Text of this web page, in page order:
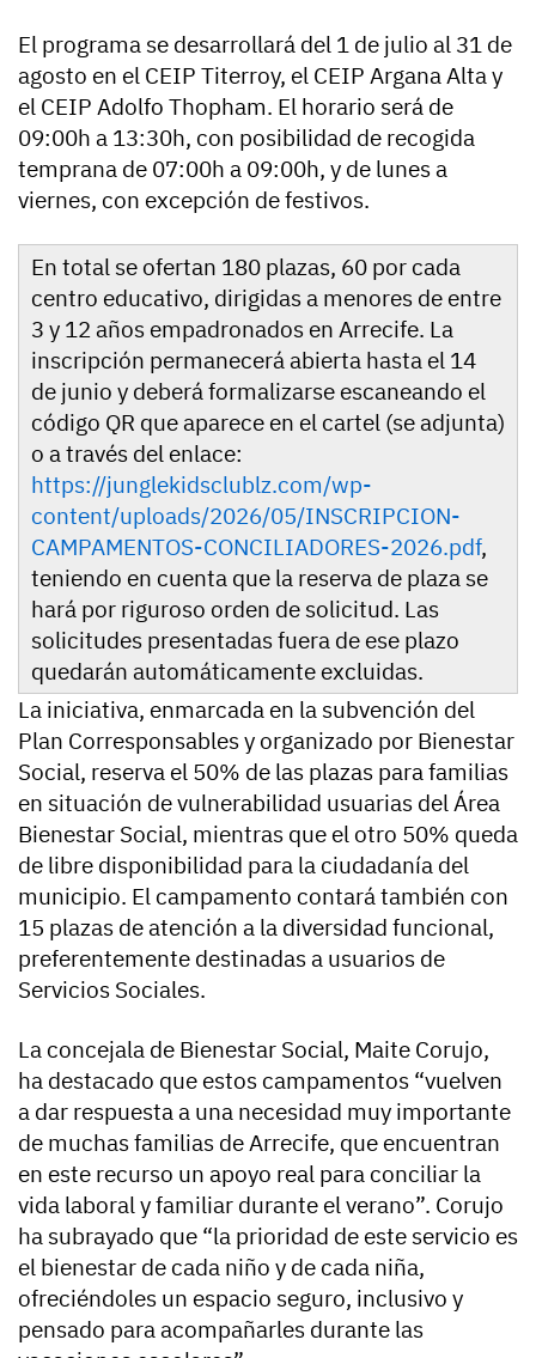
El programa se desarrollará del 1 de julio al 31 de
agosto en el CEIP Titerroy, el CEIP Argana Alta y
el CEIP Adolfo Thopham. El horario será de
09:00h a 13:30h, con posibilidad de recogida
temprana de 07:00h a 09:00h, y de lunes a
viernes, con excepción de festivos.
En total se ofertan 180 plazas, 60 por cada
centro educativo, dirigidas a menores de entre
3 y 12 años empadronados en Arrecife. La
inscripción permanecerá abierta hasta el 14
de junio y deberá formalizarse escaneando el
código QR que aparece en el cartel (se adjunta)
o a través del enlace:
https://junglekidsclublz.com/wp-
content/uploads/2026/05/INSCRIPCION-
CAMPAMENTOS-CONCILIADORES-2026.pdf,
teniendo en cuenta que la reserva de plaza se
hará por riguroso orden de solicitud. Las
solicitudes presentadas fuera de ese plazo
quedarán automáticamente excluidas.
La iniciativa, enmarcada en la subvención del
Plan Corresponsables y organizado por Bienestar
Social, reserva el 50% de las plazas para familias
en situación de vulnerabilidad usuarias del Área
Bienestar Social, mientras que el otro 50% queda
de libre disponibilidad para la ciudadanía del
municipio. El campamento contará también con
15 plazas de atención a la diversidad funcional,
preferentemente destinadas a usuarios de
Servicios Sociales.
La concejala de Bienestar Social, Maite Corujo,
ha destacado que estos campamentos “vuelven
a dar respuesta a una necesidad muy importante
de muchas familias de Arrecife, que encuentran
en este recurso un apoyo real para conciliar la
vida laboral y familiar durante el verano”. Corujo
ha subrayado que “la prioridad de este servicio es
el bienestar de cada niño y de cada niña,
ofreciéndoles un espacio seguro, inclusivo y
pensado para acompañarles durante las